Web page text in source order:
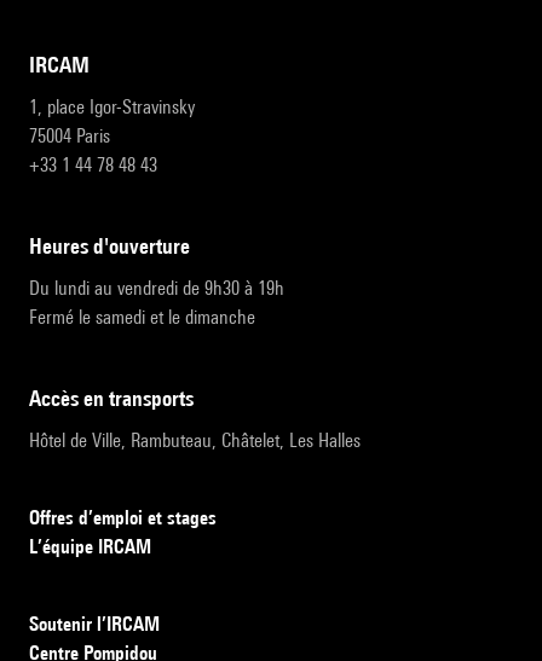
IRCAM
1, place Igor-Stravinsky
75004 Paris
+33 1 44 78 48 43
heures d'ouverture
Du lundi au vendredi de 9h30 à 19h
Fermé le samedi et le dimanche
accès en transports
Hôtel de Ville, Rambuteau, Châtelet, Les Halles
Offres d’emploi et stages
L’équipe IRCAM
Soutenir l’IRCAM
Centre Pompidou